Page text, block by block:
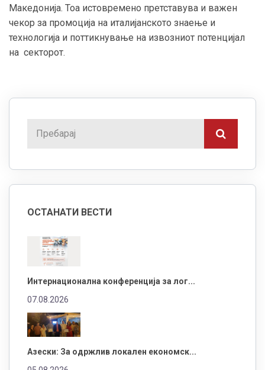
Македонија. Тоа истовремено претставува и важен
чекор за промоција на италијанското знаење и
технологија и поттикнување на извозниот потенцијал
на секторот.
ОСТАНАТИ ВЕСТИ
Интернационална конференција за лог...
07.08.2026
Азески: За одржлив локален економск...